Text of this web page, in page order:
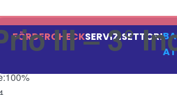
FÖRDERCHECKSERVIZISETTORI
III – 3°
100%